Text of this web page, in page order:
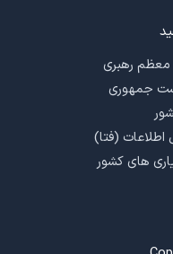
معظم رهبری
جمهوری
(فتا)
های کشور